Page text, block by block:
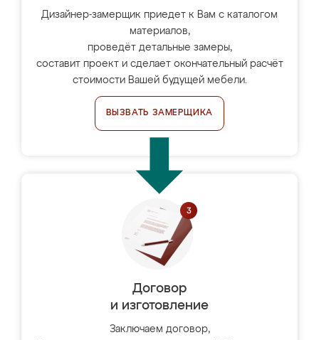
Дизайнер-замерщик приедет к Вам с каталогом
материалов,
проведёт детальные замеры,
составит проект и сделает окончательный расчёт
стоимости Вашей будущей мебели.
ВЫЗВАТЬ ЗАМЕРЩИКА
Договор
и изготовление
Заключаем договор,